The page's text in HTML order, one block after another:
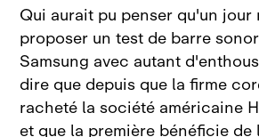
Qui aurait pu penser qu'un
proposer un test de barre
Samsung avec autant
dire que depuis que la firme
racheté la société américaine
et que la première bénéficie de